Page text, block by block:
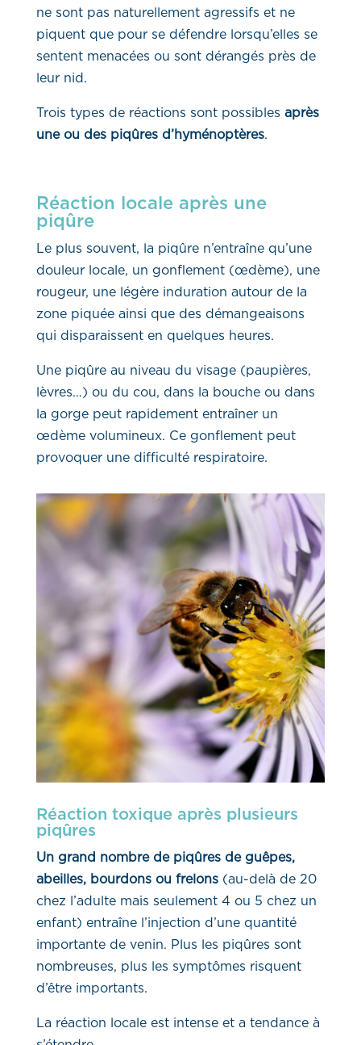
ne sont pas naturellement agressifs et ne
piquent que pour se défendre lorsqu’elles se
sentent menacées ou sont dérangés près de
leur nid.
Trois types de réactions sont possibles après
une ou des piqûres d’hyménoptères.
Réaction locale après une
piqûre
Le plus souvent, la piqûre n’entraîne qu’une
douleur locale, un gonflement (œdème), une
rougeur, une légère induration autour de la
zone piquée ainsi que des démangeaisons
qui disparaissent en quelques heures.
Une piqûre au niveau du visage (paupières,
lèvres…) ou du cou, dans la bouche ou dans
la gorge peut rapidement entraîner un
œdème volumineux. Ce gonflement peut
provoquer une difficulté respiratoire.
Réaction toxique après plusieurs
piqûres
Un grand nombre de piqûres de guêpes,
abeilles, bourdons ou frelons(au-delà de 20
chez l’adulte mais seulement 4 ou 5 chez un
enfant) entraîne l’injection d’une quantité
importante de venin. Plus les piqûres sont
nombreuses, plus les symptômes risquent
d’être importants.
La réaction locale est intense et a tendance à